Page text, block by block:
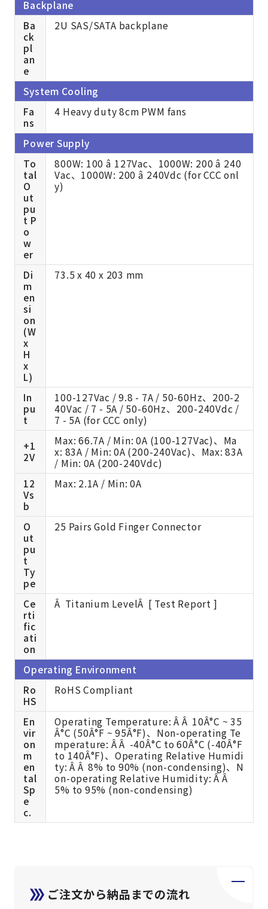
Backplane
Ba
ck
pl
an
e
2U SAS/SATA backplane
System Cooling
Fa
ns
4 Heavy duty 8cm PWM fans
Power Supply
To
tal
O
ut
pu
t P
o
w
er
800W: 100 â 127Vac、1000W: 200 â 240
Vac、1000W: 200 â 240Vdc (for CCC onl
y)
Di
m
en
si
on
(W
x
H
x
L)
73.5 x 40 x 203 mm
In
pu
t
100-127Vac / 9.8 - 7A / 50-60Hz、200-2
40Vac / 7 - 5A / 50-60Hz、200-240Vdc /
7 - 5A (for CCC only)
+1
2V
Max: 66.7A / Min: 0A (100-127Vac)、Ma
x: 83A / Min: 0A (200-240Vac)、Max: 83A
/ Min: 0A (200-240Vdc)
12
Vs
b
Max: 2.1A / Min: 0A
O
ut
pu
t
Ty
pe
25 Pairs Gold Finger Connector
Ce
rti
fic
ati
on
Â Titanium LevelÂ [ Test Report ]
Operating Environment
Ro
HS
RoHS Compliant
En
vir
on
m
en
tal
Sp
e
c.
Operating Temperature: Â Â 10Â°C ~ 35
Â°C (50Â°F ~ 95Â°F)、Non-operating Te
mperature: Â Â -40Â°C to 60Â°C (-40Â°F
to 140Â°F)、Operating Relative Humidi
ty: Â Â 8% to 90% (non-condensing)、N
on-operating Relative Humidity: Â Â
5% to 95% (non-condensing)
ご注文から納品までの流れ